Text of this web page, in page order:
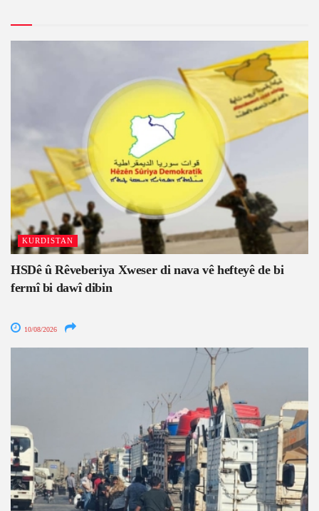
KURDISTAN
HSDê û Rêveberiya Xweser di nava vê hefteyê de bi
fermî bi dawî dibin
10/08/2026